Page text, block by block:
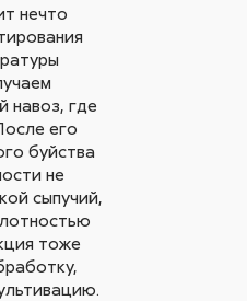
нечто
навоз, где
его
буйства
не
сыпучий,
тоже